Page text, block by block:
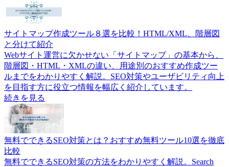
サイトマップ作成ツール８選を比較！HTML/XML、階層図
と分けて紹介
Webサイト運営に欠かせない「サイトマップ」の基本から、
階層図・HTML・XMLの違い、用途別のおすすめ作成ツー
ルまでをわかりやすく解説。SEO対策やユーザビリティ向上
を目指す方に役立つ情報を幅広く紹介しています。
続きを見る
無料でできるSEO対策とは？おすすめ無料ツール10選を徹底
比較
無料でできるSEO対策の方法をわかりやすく解説。Search